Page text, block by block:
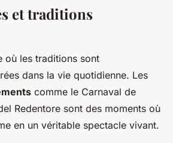
et traditions
où les traditions sont
dans la vie quotidienne. Les
comme le Carnaval de
Redentore sont des moments où
en un véritable spectacle vivant.